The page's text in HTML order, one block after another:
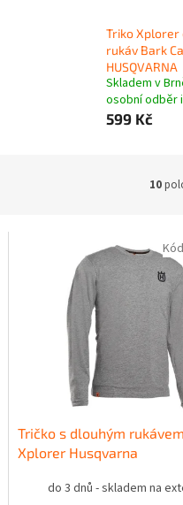
Triko Xplorer
rukáv Bark
HUSQVARNA
Skladem v
osobní odběr
599 Kč
10
Tričko s dlouhým
Xplorer Husqvarna
do 3 dnů - skladem na